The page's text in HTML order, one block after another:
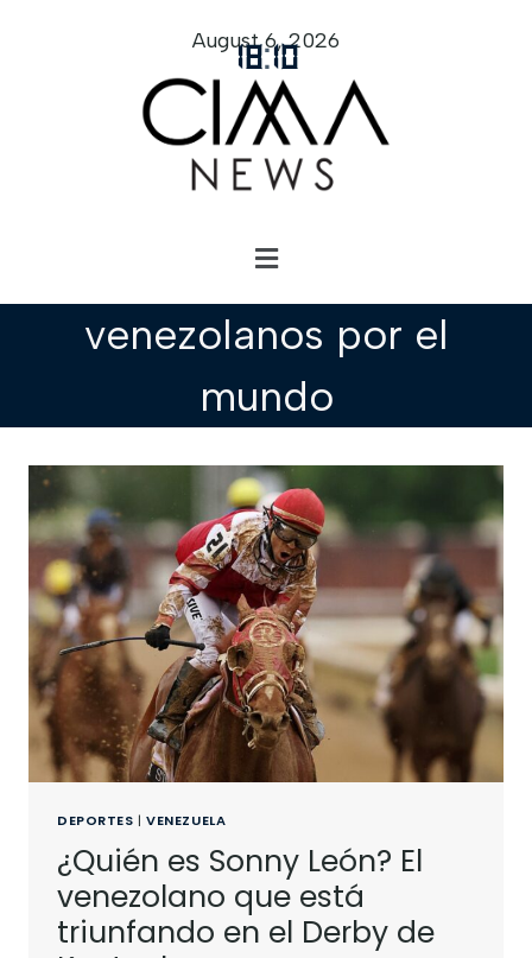
18:10
August 6, 2026
venezolanos por el
mundo
DEPORTES |VENEZUELA
¿Quién es Sonny León? El
venezolano que está
triunfando en el Derby de